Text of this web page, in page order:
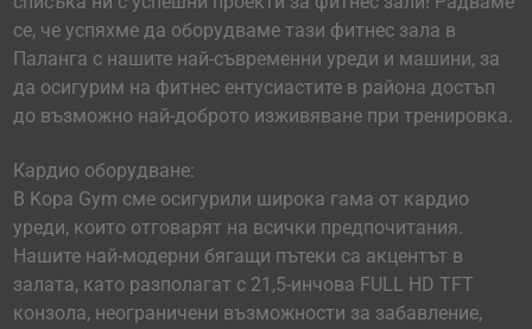
се, че успяхме да оборудваме тази фитнес зала в
Паланга с нашите най-съвременни уреди и машини, за
да осигурим на фитнес ентусиастите в района достъп
до възможно най-доброто изживяване при тренировка.
Кардио оборудване:
В Kopa Gym сме осигурили широка гама от кардио
уреди, които отговарят на всички предпочитания.
Нашите най-модерни бягащи пътеки са акцентът в
залата, като разполагат с 21,5-инчова FULL HD TFT
конзола, неограничени възможности за забавление,